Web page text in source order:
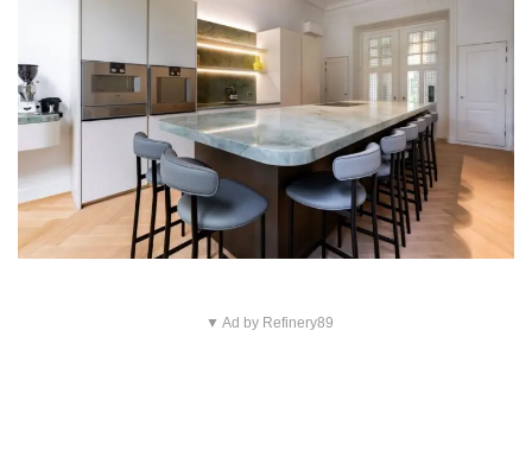
▼ Ad by Refinery89